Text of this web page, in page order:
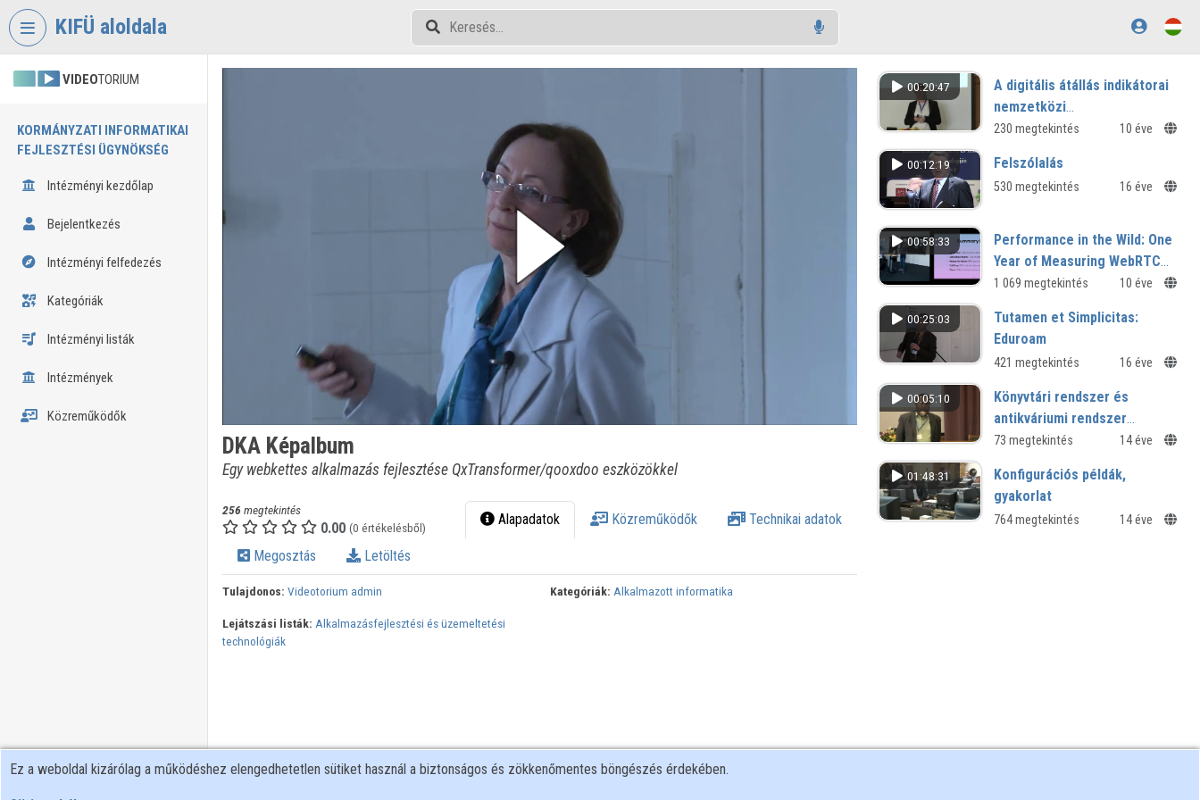
Fejléc kihagyása
KIFÜ aloldala
VIDEOTORIUM
KORMÁNYZATI INFORMATIKAI
FEJLESZTÉSI ÜGYNÖKSÉG
Intézményi kezdőlap
Bejelentkezés
Intézményi felfedezés
Kategóriák
Intézményi listák
Intézmények
Közreműködők
DKA Képalbum
Egy webkettes alkalmazás fejlesztése QxTransformer/qooxdoo eszközökkel
256 megtekintés
0.00 (0 értékelésből) Alapadatok Közreműködők Technikai adatok
Megosztás Letöltés
Tulajdonos: Videotorium admin Kategóriák: Alkalmazott informatika
Lejátszási listák: Alkalmazásfejlesztési és üzemeltetési
technológiák
00:20:47
A digitális átállás indikátorai
nemzetközi
összehasonlításban
230 megtekintés 10 éve
00:12:19 Felszólalás
530 megtekintés 16 éve
00:58:33
Performance in the Wild: One
Year of Measuring WebRTC
Quality
1 069 megtekintés 10 éve
00:25:03
Tutamen et Simplicitas:
Eduroam
421 megtekintés 16 éve
00:05:10
Könyvtári rendszer és
antikváriumi rendszer
házasítása Szegeden
73 megtekintés 14 éve
01:48:31
Konfigurációs példák,
gyakorlat
764 megtekintés 14 éve
Ez a weboldal kizárólag a működéshez elengedhetetlen sütiket használ a biztonságos és zökkenőmentes böngészés érdekében.